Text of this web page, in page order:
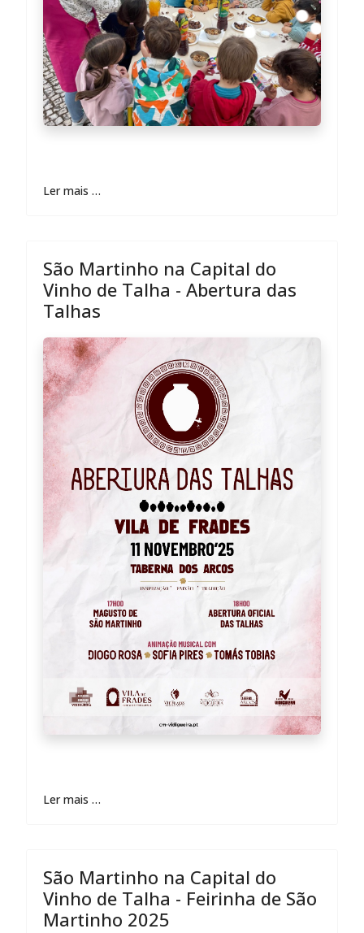
Ler mais …
São Martinho na Capital do
Vinho de Talha - Abertura das
Talhas
Ler mais …
São Martinho na Capital do
Vinho de Talha - Feirinha de São
Martinho 2025